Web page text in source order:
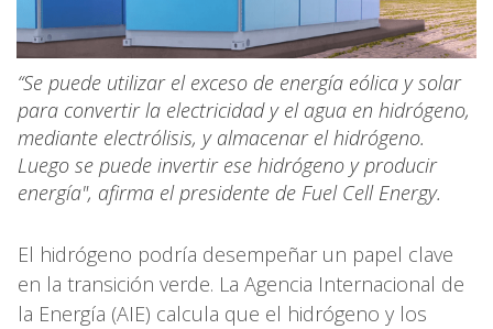
“Se puede utilizar el exceso de energía eólica y solar
para convertir la electricidad y el agua en hidrógeno,
mediante electrólisis, y almacenar el hidrógeno.
Luego se puede invertir ese hidrógeno y producir
energía", afirma el presidente de Fuel Cell Energy.
El hidrógeno podría desempeñar un papel clave
en la transición verde. La Agencia Internacional de
la Energía (AIE) calcula que el hidrógeno y los